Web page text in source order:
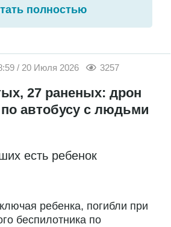
полностью
/ 20 Июля 2026 3257
27 раненых: дрон
автобусу с людьми
есть ребенок
ребенка, погибли при
беспилотника по